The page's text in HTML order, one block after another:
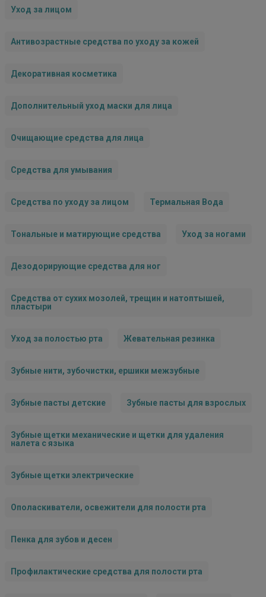
Уход за лицом
Антивозрастные средства по уходу за кожей
Декоративная косметика
Дополнительный уход маски для лица
Очищающие средства для лица
Средства для умывания
Средства по уходу за лицом Термальная Вода
Тональные и матирующие средства Уход за ногами
Дезодорирующие средства для ног
Средства от сухих мозолей, трещин и натоптышей,
пластыри
Уход за полостью рта Жевательная резинка
Зубные нити, зубочистки, ершики межзубные
Зубные пасты детские Зубные пасты для взрослых
Зубные щетки механические и щетки для удаления
налета с языка
Зубные щетки электрические
Ополаскиватели, освежители для полости рта
Пенка для зубов и десен
Профилактические средства для полости рта